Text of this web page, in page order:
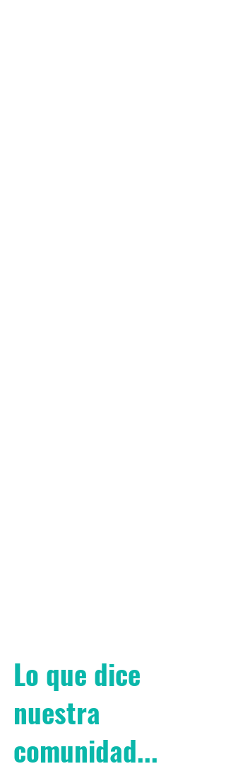
Lo que dice
nuestra
comunidad...